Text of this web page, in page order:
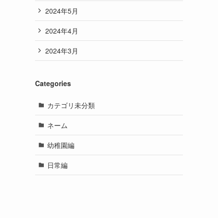
2024年5月
2024年4月
2024年3月
Categories
カテゴリ未分類
ネーム
幼稚園編
日常編